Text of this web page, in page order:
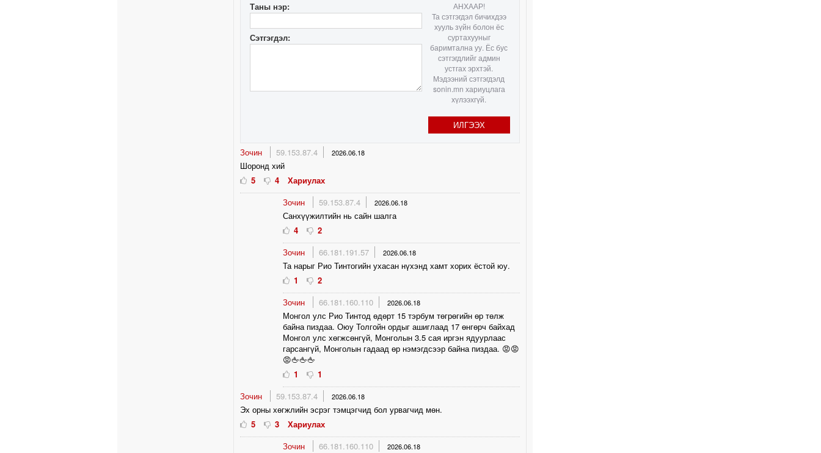
Таны нэр:
Сэтгэгдэл:
АНХААР!
Та сэтгэгдэл бичихдээ
хууль зүйн болон ёс
суртахууныг
баримтална уу. Ёс бус
сэтгэгдлийг админ
устгах эрхтэй.
Мэдээний сэтгэгдэлд
sonin.mn хариуцлага
хүлээхгүй.
ИЛГЭЭХ
Зочин 59.153.87.4 2026.06.18
Шоронд хий
5
4
Хариулах
Зочин
59.153.87.4 2026.06.18
Санхүүжилтийн нь сайн шалга
4
2
Зочин
66.181.191.57 2026.06.18
Та нарыг Рио Тинтогийн ухасан нүхэнд хамт хорих ёстой юу.
1
2
Зочин
66.181.160.110 2026.06.18
Монгол улс Рио Тинтод өдөрт 15 тэрбум төгрөгийн өр төлж
байна пиздаа. Оюу Толгойн ордыг ашиглаад 17 өнгөрч байхад
Монгол улс хөгжсөнгүй, Монголын 3.5 сая иргэн ядуурлаас
гарсангүй, Монголын гадаад өр нэмэгдсээр байна пиздаа. 😡😡
😡🖕🖕🖕
1
1
Зочин
59.153.87.4 2026.06.18
Эх орны хөгжлийн эсрэг тэмцэгчид бол урвагчид мөн.
5
3
Хариулах
Зочин
66.181.160.110 2026.06.18